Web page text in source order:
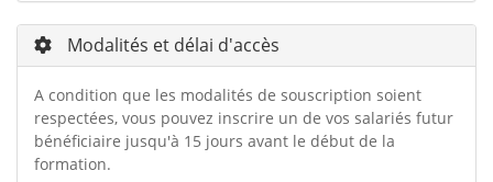
Modalités et délai d'accès
A condition que les modalités de souscription soient
respectées, vous pouvez inscrire un de vos salariés futur
bénéficiaire jusqu'à 15 jours avant le début de la
formation.